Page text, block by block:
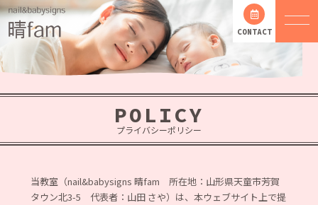
CONTACT
POLICY
プライバシーポリシー
当教室（nail&babysigns 晴fam 所在地：山形県天童市芳賀
タウン北3-5 代表者：山田 さや）は、 本ウェブサイト上で提